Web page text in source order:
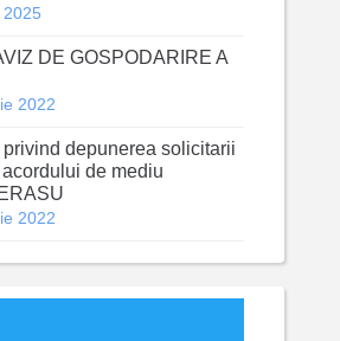
DE GOSPODARIRE A
2022
depunerea solicitarii
de mediu
2022